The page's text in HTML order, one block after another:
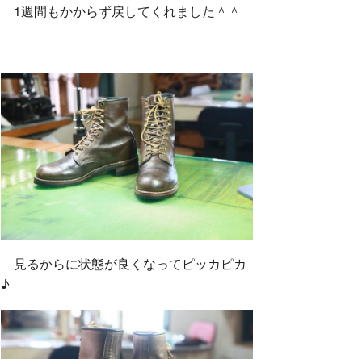
1週間もかからず戻してくれました＾＾
見るからに状態が良くなってピッカピカ
♪